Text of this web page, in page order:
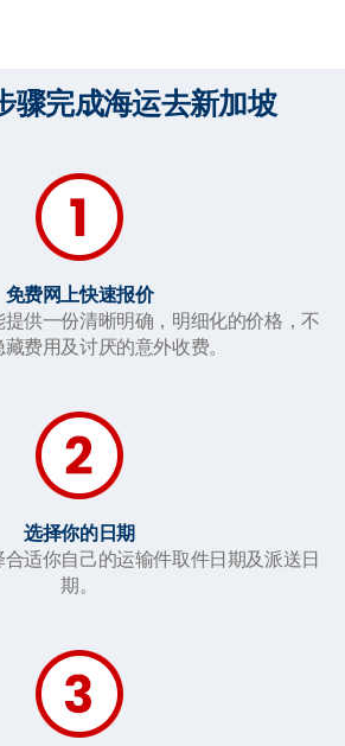
骤完成海运去新加坡
免费网上快速报价
供一份清晰明确，明细化的价格，不
费用及讨厌的意外收费。
选择你的日期
适你自己的运输件取件日期及派送日
期。